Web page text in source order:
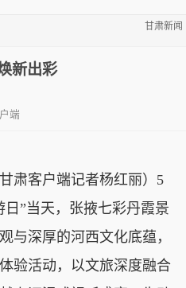
甘肃新闻
新出彩
端
甘肃客户端记者杨红丽）5
日”当天，张掖七彩丹霞景
与深厚的河西文化底蕴，
验活动，以文旅深度融合